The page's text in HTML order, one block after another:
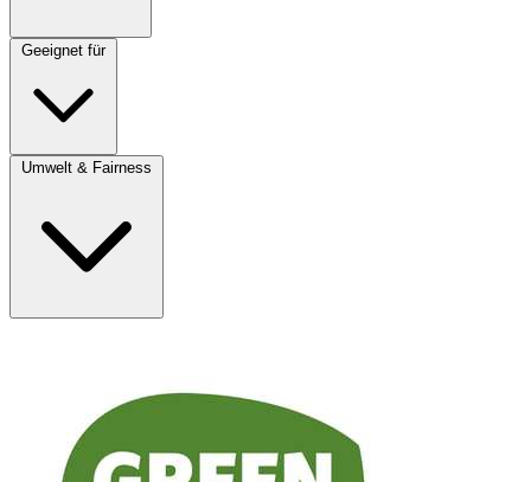
Geeignet für
Umwelt & Fairness